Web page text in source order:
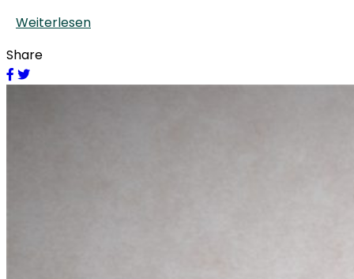
Weiterlesen
Share